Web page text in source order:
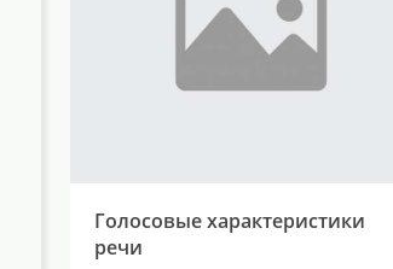
Голосовые характеристики
речи